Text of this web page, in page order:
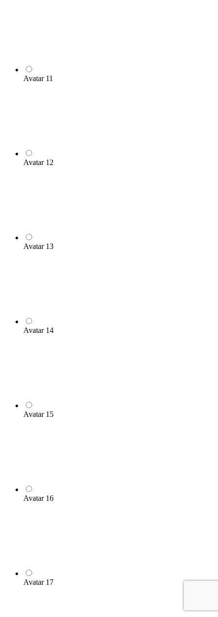
Avatar 11
Avatar 12
Avatar 13
Avatar 14
Avatar 15
Avatar 16
Avatar 17